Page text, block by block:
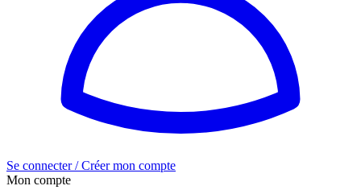
Se connecter / Créer mon compte
Mon compte